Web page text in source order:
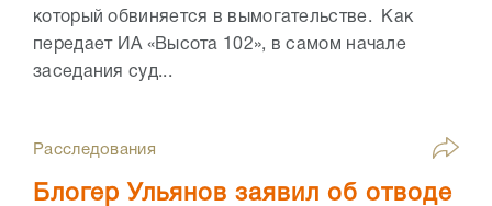
который обвиняется в вымогательстве. Как
передает ИА «Высота 102», в самом начале
заседания суд...
Расследования
Блогер Ульянов заявил об отводе